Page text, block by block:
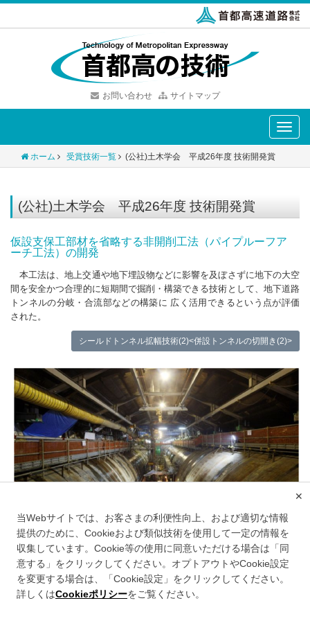
お問い合わせ サイトマップ
Toggle
ホーム 受賞技術一覧 (公社)土木学会 平成26年度 技術開発賞
(公社)土木学会 平成26年度 技術開発賞
仮設支保工部材を省略する非開削工法（パイプルーフア
ーチ工法）の開発
本工法は、地上交通や地下埋設物などに影響を及ぼさずに地下の大空
間を安全かつ合理的に短期間で掘削・構築できる技術として、地下道路
トンネルの分岐・合流部などの構築に 広く活用できるという点が評価
された。
シールドトンネル拡幅技術(2)<併設トンネルの切開き(2)>
このサイトについて
当Webサイトでは、お客さまの利便性向上、および適切な情報
提供のために、Cookieおよび類似技術を使用して一定の情報を
収集しています。Cookie等の使用に同意いただける場合は「同
意する」をクリックしてください。オプトアウトやCookie設定
を変更する場合は、「Cookie設定」をクリックしてください。
詳しくはCookieポリシーをご覧ください。
✕